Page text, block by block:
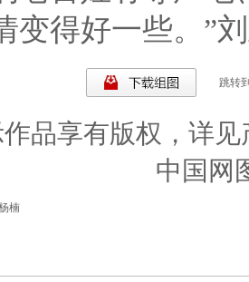
变得好一些。”
跳转
品享有版权，详见
中国网
楠